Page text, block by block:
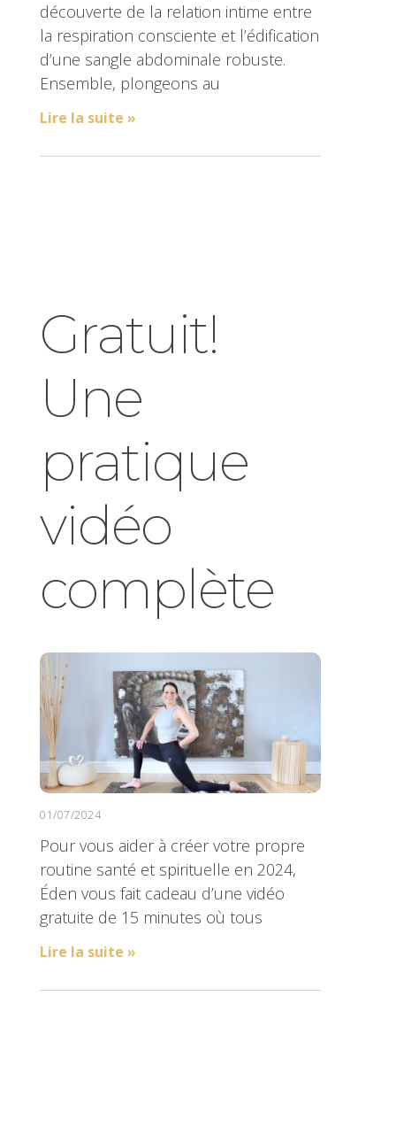
découverte de la relation intime entre
la respiration consciente et l’édification
d’une sangle abdominale robuste.
Ensemble, plongeons au
Lire la suite »
Gratuit!
Une
pratique
vidéo
complète
01/07/2024
Pour vous aider à créer votre propre
routine santé et spirituelle en 2024,
Éden vous fait cadeau d’une vidéo
gratuite de 15 minutes où tous
Lire la suite »